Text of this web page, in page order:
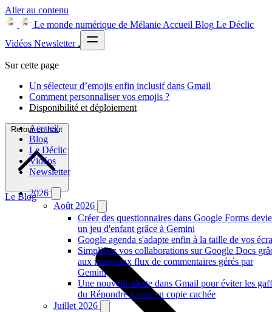
Aller au contenu
Le monde numérique de Mélanie Accueil Blog Le Déclic
Vidéos Newsletter
Accueil
Blog
Le Déclic
Vidéos
Newsletter
2026
Août 2026
Créer des questionnaires dans Google Forms
un jeu d'enfant grâce à Gemini
Google agenda s'adapte enfin à la taille de vos
Simplifiez vos collaborations sur Google Docs
aux nouveaux flux de commentaires gérés par
Gemini
Une nouvelle alerte dans Gmail pour éviter les
du Répondre à tous en copie cachée
Juillet 2026
Sur cette page
Un sélecteur d’emojis enfin inclusif dans Gmail
Comment personnaliser vos emojis ?
Disponibilité et déploiement
Retour en haut
Le Blog